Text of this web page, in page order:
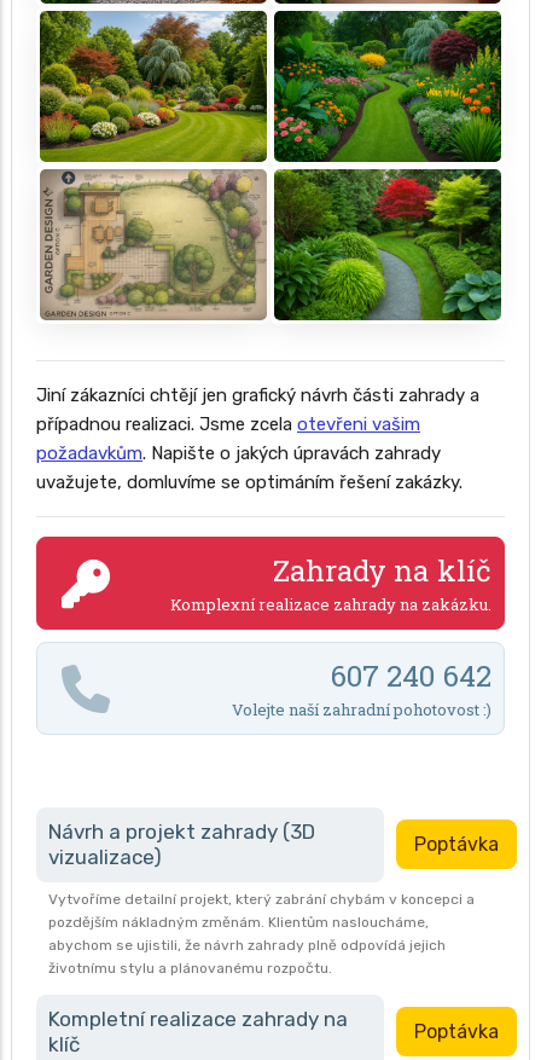
Jiní zákazníci chtějí jen grafický návrh části zahrady a
případnou realizaci. Jsme zcela otevřeni vašim
požadavkům. Napište o jakých úpravách zahrady
uvažujete, domluvíme se optimáním řešení zakázky.
Zahrady na klíč
Komplexní realizace zahrady na zakázku.
607 240 642
Volejte naší zahradní pohotovost :)
Návrh a projekt zahrady (3D
vizualizace)
Poptávka
Vytvoříme detailní projekt, který zabrání chybám v koncepci a
pozdějším nákladným změnám. Klientům nasloucháme,
abychom se ujistili, že návrh zahrady plně odpovídá jejich
životnímu stylu a plánovanému rozpočtu.
Kompletní realizace zahrady na
klíč
Poptávka